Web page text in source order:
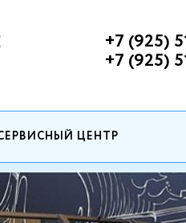
+7 (925)
+7 (925)
ЦЕНТР